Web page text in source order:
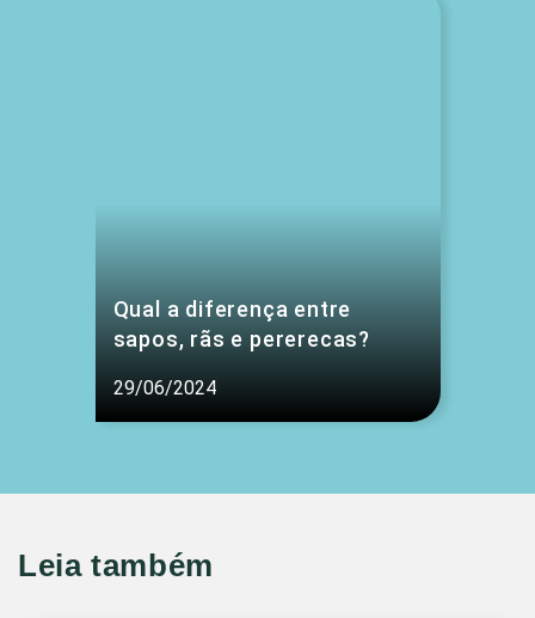
Qual a diferença entre
sapos, rãs e pererecas?
29/06/2024
Leia também